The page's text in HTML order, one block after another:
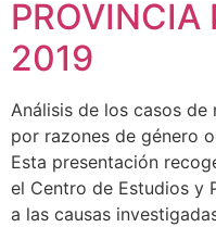
PROVINCIA
2019
Análisis de los casos
por razones de género
Esta presentación
el Centro de Estudios y
a las causas